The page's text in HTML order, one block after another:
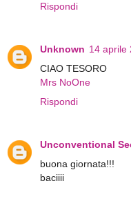
Rispondi
Unknown 14 aprile
CIAO TESORO
Mrs NoOne
Rispondi
Unconventional
buona giornata!!!
baciiii